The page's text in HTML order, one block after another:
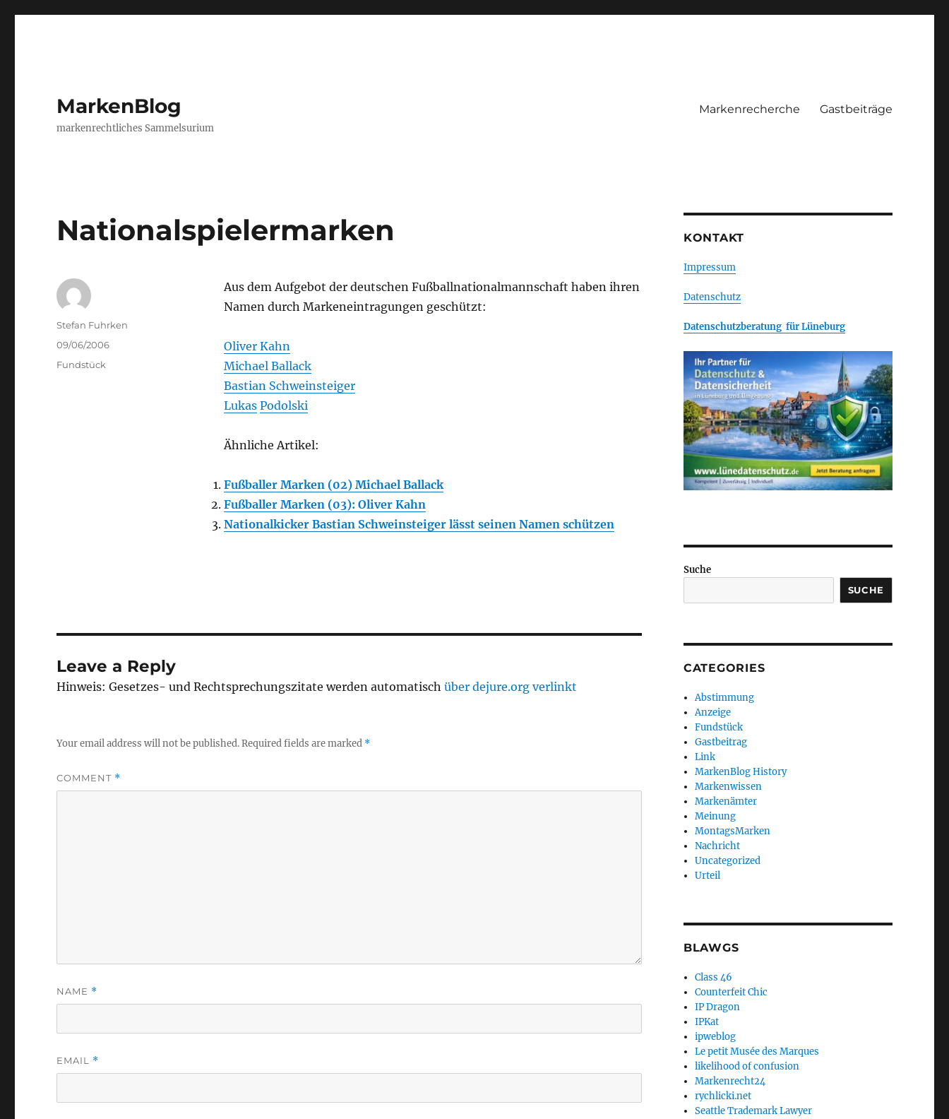
MarkenBlog
markenrechtliches Sammelsurium
Markenrecherche Gastbeiträge
Nationalspielermarken
Aus dem Aufgebot der deutschen Fußballnationalmannschaft haben ihren
Namen durch Markeneintragungen geschützt:
Oliver Kahn
Michael Ballack
Bastian Schweinsteiger
Lukas Podolski
Ähnliche Artikel:
Fußballer Marken (02) Michael Ballack
Fußballer Marken (03): Oliver Kahn
Nationalkicker Bastian Schweinsteiger lässt seinen Namen schützen
Author
Stefan Fuhrken
Posted
09/06/2006
Categories
Fundstück
Leave a Reply
Hinweis: Gesetzes- und Rechtsprechungszitate werden automatischüber dejure.org verlinkt
Your email address will not be published.Required fields are marked *
COMMENT *
NAME *
EMAIL *
KONTAKT
Impressum
Datenschutz
Datenschutzberatung für Lüneburg
Suche
SUCHE
CATEGORIES
Abstimmung
Anzeige
Fundstück
Gastbeitrag
Link
MarkenBlog History
Markenwissen
Markenämter
Meinung
MontagsMarken
Nachricht
Uncategorized
Urteil
BLAWGS
Class 46
Counterfeit Chic
IP Dragon
IPKat
ipweblog
Le petit Musée des Marques
likelihood of confusion
Markenrecht24
rychlicki.net
Seattle Trademark Lawyer